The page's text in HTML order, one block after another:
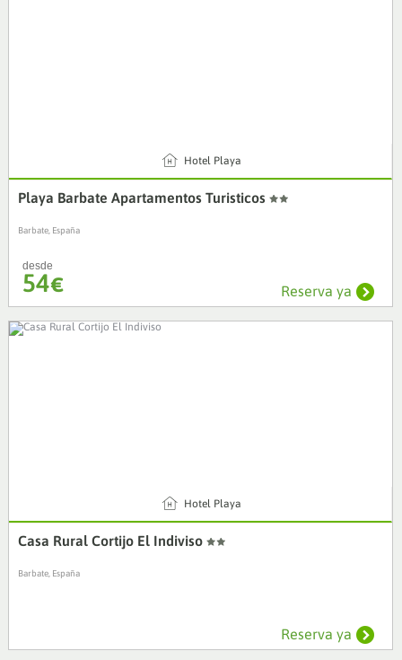
4 Hotel Playa
Playa Barbate Apartamentos Turisticos
Barbate, España
desde
54€ Reserva ya
4 Hotel Playa
Casa Rural Cortijo El Indiviso
Barbate, España
Reserva ya